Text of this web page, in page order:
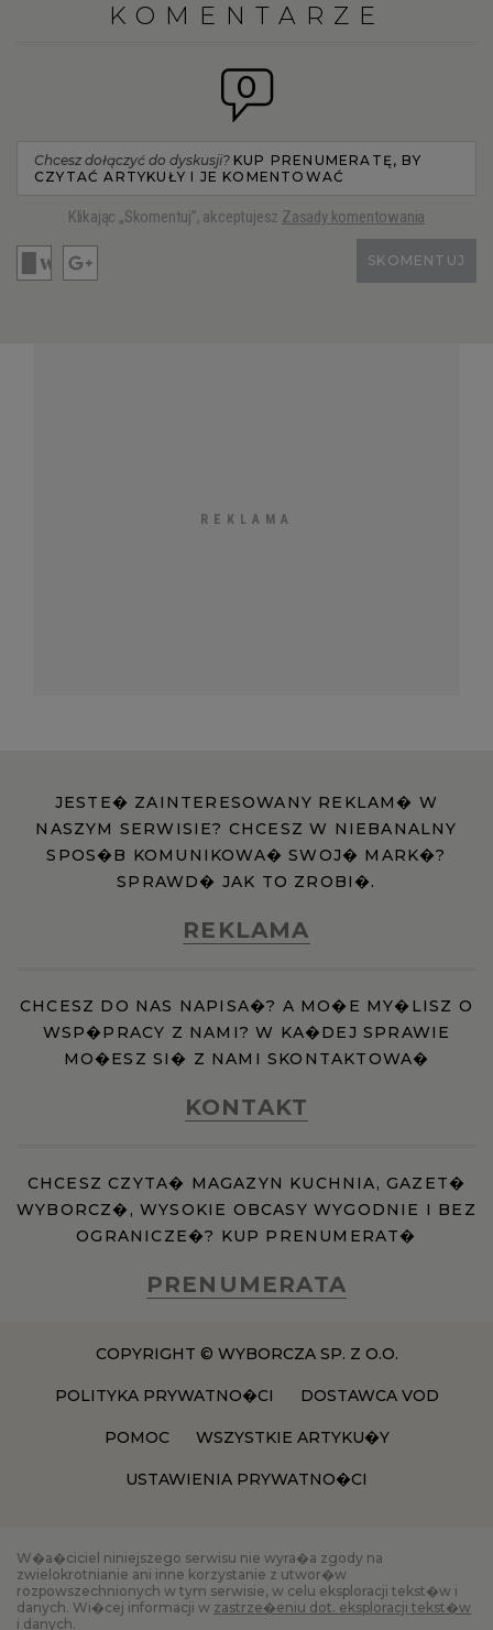
KOMENTARZE
0
Chcesz dołączyć do dyskusji? KUP PRENUMERATĘ, BY
CZYTAĆ ARTYKUŁY I JE KOMENTOWAĆ
Klikając „Skomentuj”, akceptujesz Zasady komentowania
SKOMENTUJ
JESTE� ZAINTERESOWANY REKLAM� W
NASZYM SERWISIE? CHCESZ W NIEBANALNY
SPOS�B KOMUNIKOWA� SWOJ� MARK�?
SPRAWD� JAK TO ZROBI�.
REKLAMA
CHCESZ DO NAS NAPISA�? A MO�E MY�LISZ O
WSP�PRACY Z NAMI? W KA�DEJ SPRAWIE
MO�ESZ SI� Z NAMI SKONTAKTOWA�
KONTAKT
CHCESZ CZYTA� MAGAZYN KUCHNIA, GAZET�
WYBORCZ�, WYSOKIE OBCASY WYGODNIE I BEZ
OGRANICZE�? KUP PRENUMERAT�
PRENUMERATA
COPYRIGHT © WYBORCZA SP. Z O.O.
POLITYKA PRYWATNO�CI DOSTAWCA VOD
POMOC WSZYSTKIE ARTYKU�Y
USTAWIENIA PRYWATNO�CI
W�a�ciciel niniejszego serwisu nie wyra�a zgody na
zwielokrotnianie ani inne korzystanie z utwor�w
rozpowszechnionych w tym serwisie, w celu eksploracji tekst�w i
danych. Wi�cej informacji w zastrze�eniu dot. eksploracji tekst�w
i danych.